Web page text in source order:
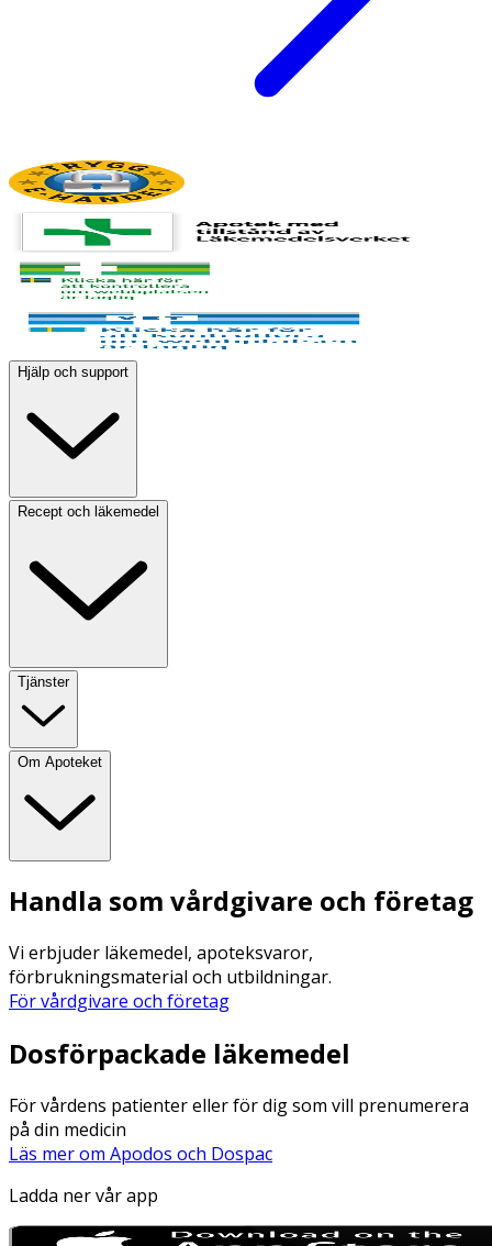
Hjälp och support
Recept och läkemedel
Tjänster
Om Apoteket
Handla som vårdgivare och företag
Vi erbjuder läkemedel, apoteksvaror,
förbrukningsmaterial och utbildningar.
För vårdgivare och företag
Dosförpackade läkemedel
För vårdens patienter eller för dig som vill prenumerera
på din medicin
Läs mer om Apodos och Dospac
Ladda ner vår app